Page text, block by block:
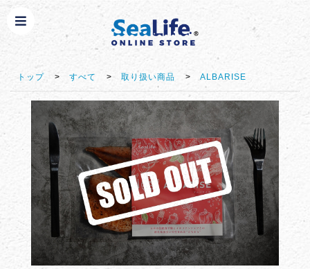
トップ > すべて > 取り扱い商品 > ALBARISE